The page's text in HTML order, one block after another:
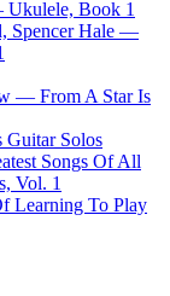
Ukulele, Book 1
Spencer Hale —
— From A Star Is
Guitar Solos
Songs Of All
Vol. 1
Learning To Play